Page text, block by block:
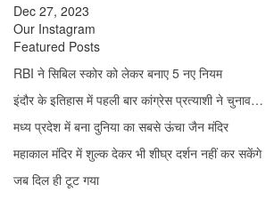
Dec 27, 2023
Our Instagram
Featured Posts
RBI ने सिबिल स्कोर को लेकर बनाए 5 नए नियम
इंदौर के इतिहास में पहली बार कांग्रेस प्रत्याशी ने चुनाव…
मध्य प्रदेश में बना दुनिया का सबसे ऊंचा जैन मंदिर
महाकाल मंदिर में शुल्क देकर भी शीघ्र दर्शन नहीं कर सकेंगे
जब दिल ही टूट गया